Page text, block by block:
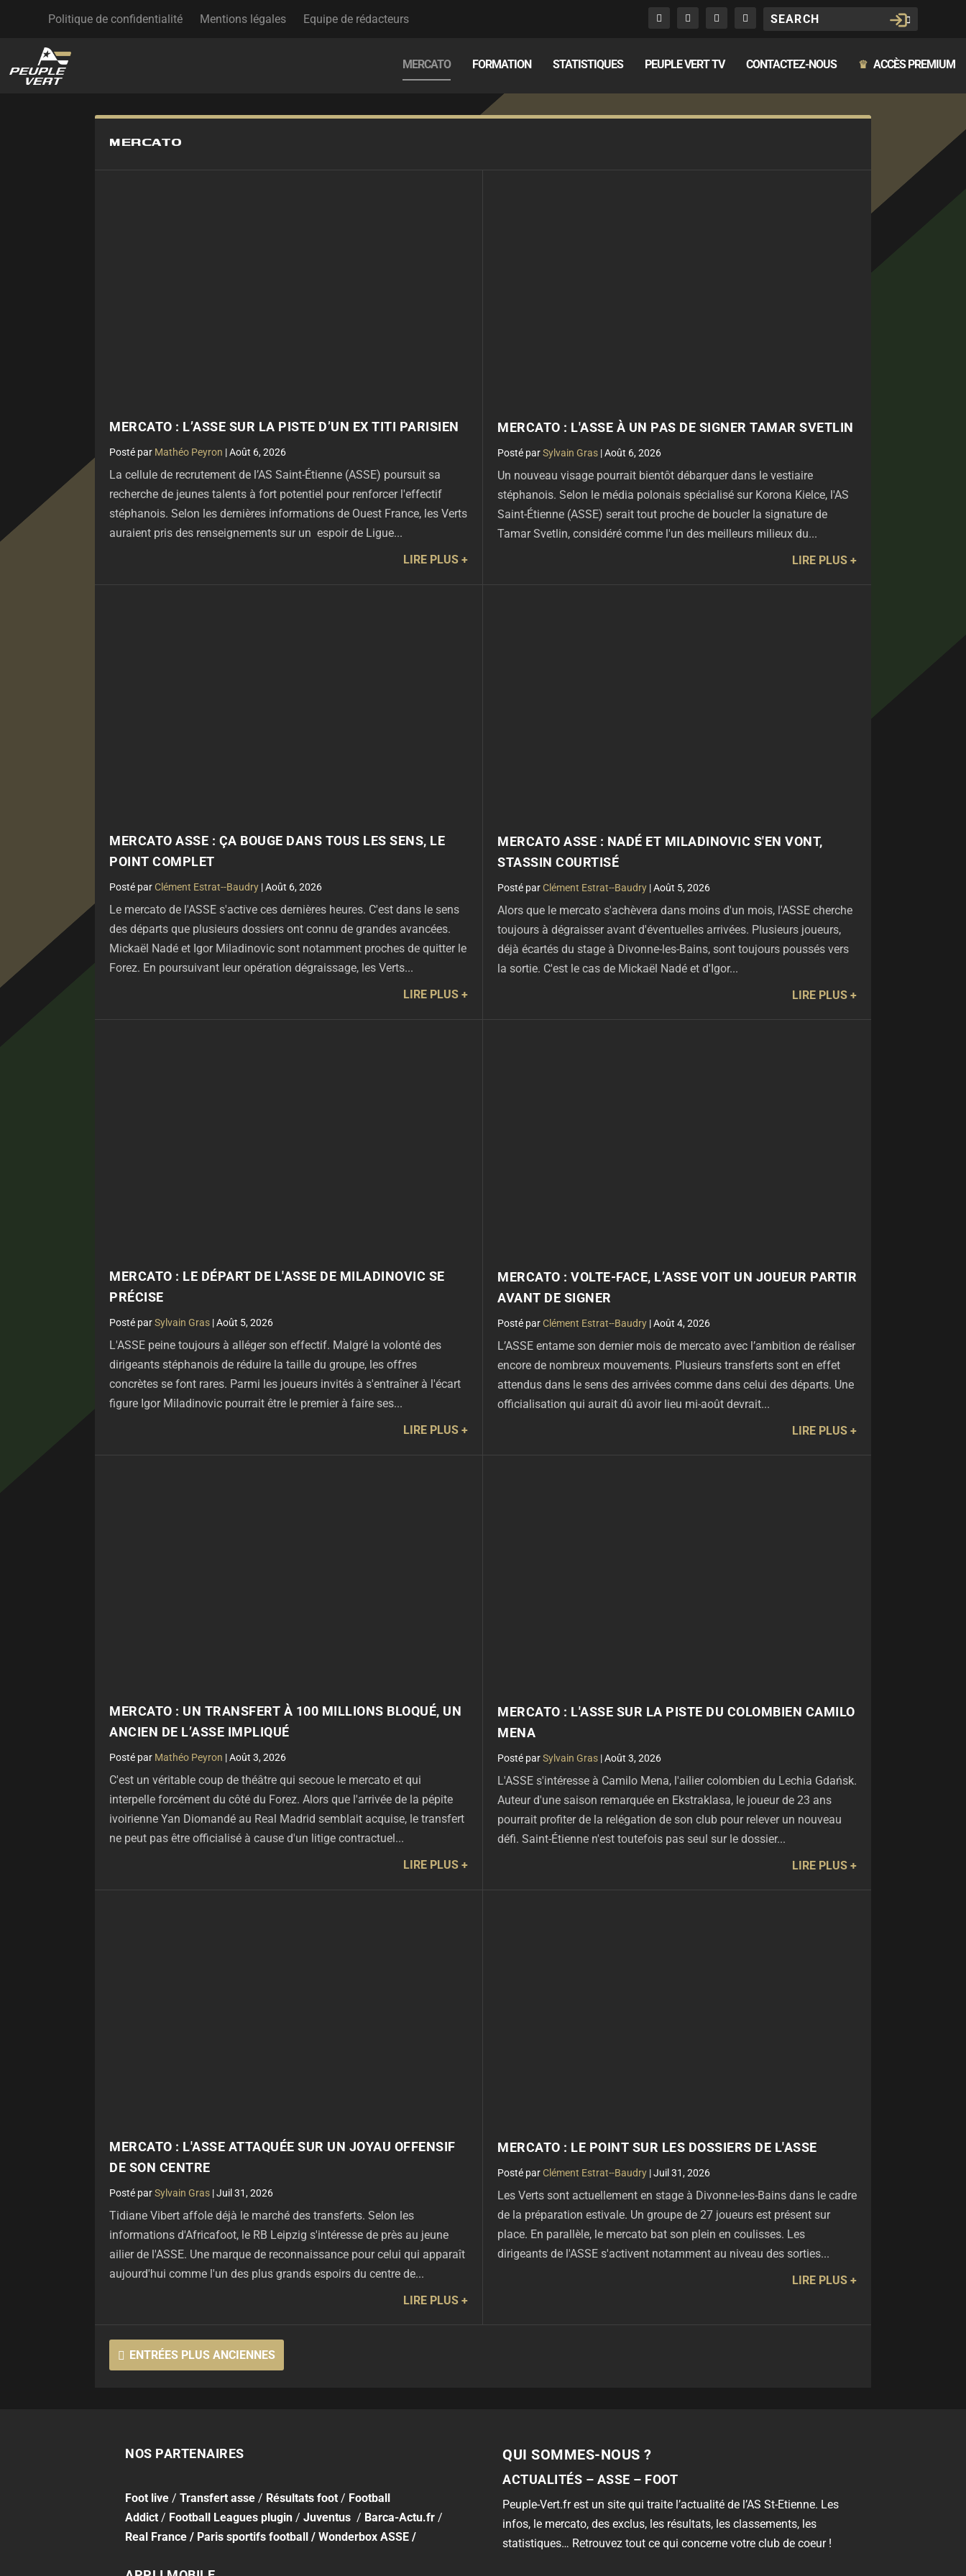
Politique de confidentialité Mentions légales Equipe de rédacteurs
MERCATO FORMATION STATISTIQUES PEUPLE VERT TV CONTACTEZ-NOUS ♛ ACCÈS PREMIUM
MERCATO
MERCATO : L’ASSE SUR LA PISTE D’UN EX TITI PARISIEN
par Mathéo Peyron |Août 6, 2026
La cellule de recrutement de l’AS Saint-Étienne (ASSE) poursuit sa
recherche de jeunes talents à fort potentiel pour renforcer l'effectif
stéphanois. Selon les dernières informations de Ouest France, les Verts
auraient pris des renseignements sur un espoir de Ligue...
LIRE PLUS
MERCATO : L'ASSE À UN PAS DE SIGNER TAMAR SVETLIN
parSylvain Gras |Août 6, 2026
Un nouveau visage pourrait bientôt débarquer dans le vestiaire
stéphanois. Selon le média polonais spécialisé sur Korona Kielce, l'AS
Saint-Étienne (ASSE) serait tout proche de boucler la signature de
Tamar Svetlin, considéré comme l'un des meilleurs milieux du...
LIRE PLUS
MERCATO ASSE : ÇA BOUGE DANS TOUS LES SENS, LE
POINT COMPLET
parClément Estrat--Baudry |Août 6, 2026
Le mercato de l'ASSE s'active ces dernières heures. C'est dans le sens
des départs que plusieurs dossiers ont connu de grandes avancées.
Mickaël Nadé et Igor Miladinovic sont notamment proches de quitter le
Forez. En poursuivant leur opération dégraissage, les Verts...
LIRE PLUS
MERCATO ASSE : NADÉ ET MILADINOVIC S'EN VONT,
STASSIN COURTISÉ
parClément Estrat--Baudry |Août 5, 2026
Alors que le mercato s'achèvera dans moins d'un mois, l'ASSE cherche
toujours à dégraisser avant d'éventuelles arrivées. Plusieurs joueurs,
déjà écartés du stage à Divonne-les-Bains, sont toujours poussés vers
la sortie. C'est le cas de Mickaël Nadé et d'Igor...
LIRE PLUS
MERCATO : LE DÉPART DE L'ASSE DE MILADINOVIC SE
PRÉCISE
parSylvain Gras |Août 5, 2026
L'ASSE peine toujours à alléger son effectif. Malgré la volonté des
dirigeants stéphanois de réduire la taille du groupe, les offres
concrètes se font rares. Parmi les joueurs invités à s'entraîner à l'écart
figure Igor Miladinovic pourrait être le premier à faire ses...
LIRE PLUS
MERCATO : VOLTE-FACE, L’ASSE VOIT UN JOUEUR PARTIR
AVANT DE SIGNER
parClément Estrat--Baudry |Août 4, 2026
L’ASSE entame son dernier mois de mercato avec l’ambition de réaliser
encore de nombreux mouvements. Plusieurs transferts sont en effet
attendus dans le sens des arrivées comme dans celui des départs. Une
officialisation qui aurait dû avoir lieu mi-août devrait...
LIRE PLUS
MERCATO : UN TRANSFERT À 100 MILLIONS BLOQUÉ, UN
ANCIEN DE L’ASSE IMPLIQUÉ
par Mathéo Peyron |Août 3, 2026
C'est un véritable coup de théâtre qui secoue le mercato et qui
interpelle forcément du côté du Forez. Alors que l'arrivée de la pépite
ivoirienne Yan Diomandé au Real Madrid semblait acquise, le transfert
ne peut pas être officialisé à cause d'un litige contractuel...
LIRE PLUS
MERCATO : L'ASSE SUR LA PISTE DU COLOMBIEN CAMILO
MENA
parSylvain Gras |Août 3, 2026
L'ASSE s'intéresse à Camilo Mena, l'ailier colombien du Lechia Gdańsk.
Auteur d'une saison remarquée en Ekstraklasa, le joueur de 23 ans
pourrait profiter de la relégation de son club pour relever un nouveau
défi. Saint-Étienne n'est toutefois pas seul sur le dossier...
LIRE PLUS
MERCATO : L'ASSE ATTAQUÉE SUR UN JOYAU OFFENSIF
DE SON CENTRE
parSylvain Gras |Juil 31, 2026
Tidiane Vibert affole déjà le marché des transferts. Selon les
informations d'Africafoot, le RB Leipzig s'intéresse de près au jeune
ailier de l'ASSE. Une marque de reconnaissance pour celui qui apparaît
aujourd'hui comme l'un des plus grands espoirs du centre de...
LIRE PLUS
MERCATO : LE POINT SUR LES DOSSIERS DE L'ASSE
parClément Estrat--Baudry |Juil 31, 2026
Les Verts sont actuellement en stage à Divonne-les-Bains dans le cadre
de la préparation estivale. Un groupe de 27 joueurs est présent sur
place. En parallèle, le mercato bat son plein en coulisses. Les
dirigeants de l'ASSE s'activent notamment au niveau des sorties...
LIRE PLUS
ENTRÉES PLUS ANCIENNES
NOS PARTENAIRES
Foot live /Transfert asse / Résultats foot / Football
Addict / Football Leagues plugin /Juventus / Barca-Actu.fr /
Real France / Paris sportifs football /Wonderbox ASSE /
QUI SOMMES-NOUS ?
ACTUALITÉS – ASSE – FOOT
Peuple-Vert.fr est un site qui traite l’actualité de l’AS St-Etienne. Les
infos, le mercato, des exclus, les résultats, les classements, les
statistiques… Retrouvez tout ce qui concerne votre club de coeur !